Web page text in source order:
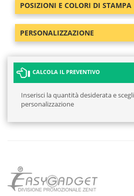
POSIZIONI E COLORI DI STAMPA
PERSONALIZZAZIONE
CALCOLA IL PREVENTIVO
Inserisci la quantità desiderata e
personalizzazione